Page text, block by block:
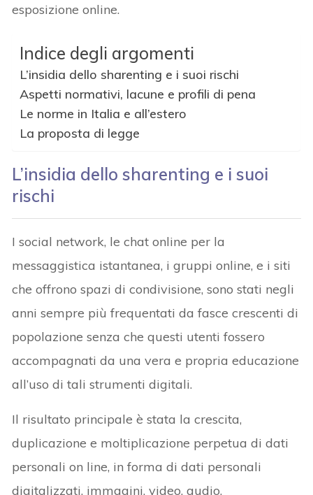
esposizione online.
Indice degli argomenti
L’insidia dello sharenting e i suoi rischi
Aspetti normativi, lacune e profili di pena
Le norme in Italia e all’estero
La proposta di legge
L’insidia dello sharenting e i suoi
rischi
I social network, le chat online per la
messaggistica istantanea, i gruppi online, e i siti
che offrono spazi di condivisione, sono stati negli
anni sempre più frequentati da fasce crescenti di
popolazione senza che questi utenti fossero
accompagnati da una vera e propria educazione
all’uso di tali strumenti digitali.
Il risultato principale è stata la crescita,
duplicazione e moltiplicazione perpetua di dati
personali on line, in forma di dati personali
digitalizzati, immagini, video, audio.